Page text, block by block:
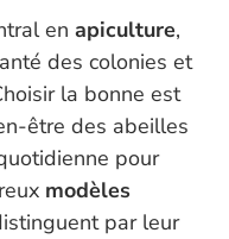
en apiculture,
des colonies et
la bonne est
être des abeilles
pour
modèles
par leur